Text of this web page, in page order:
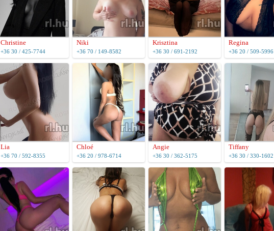
Christine
+36 30 / 425-7744
Niki
+36 70 / 149-8582
Krisztina
+36 30 / 691-2192
Regina
+36 20 / 509-5996
Lia
+36 70 / 592-8355
Chloé
+36 20 / 978-6714
Angie
+36 30 / 362-5175
Tiffany
+36 30 / 330-1602